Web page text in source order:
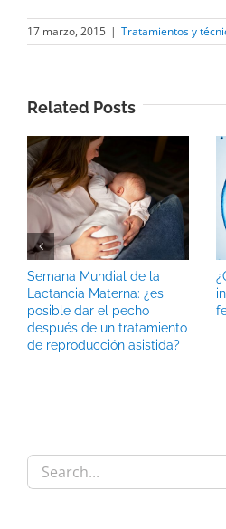
17 marzo, 2015 | Tratamientos y
Related Posts
Semana Mundial de la
Lactancia Materna: ¿es
posible dar el pecho
después de un tratamiento
de reproducción asistida?
Search
for: